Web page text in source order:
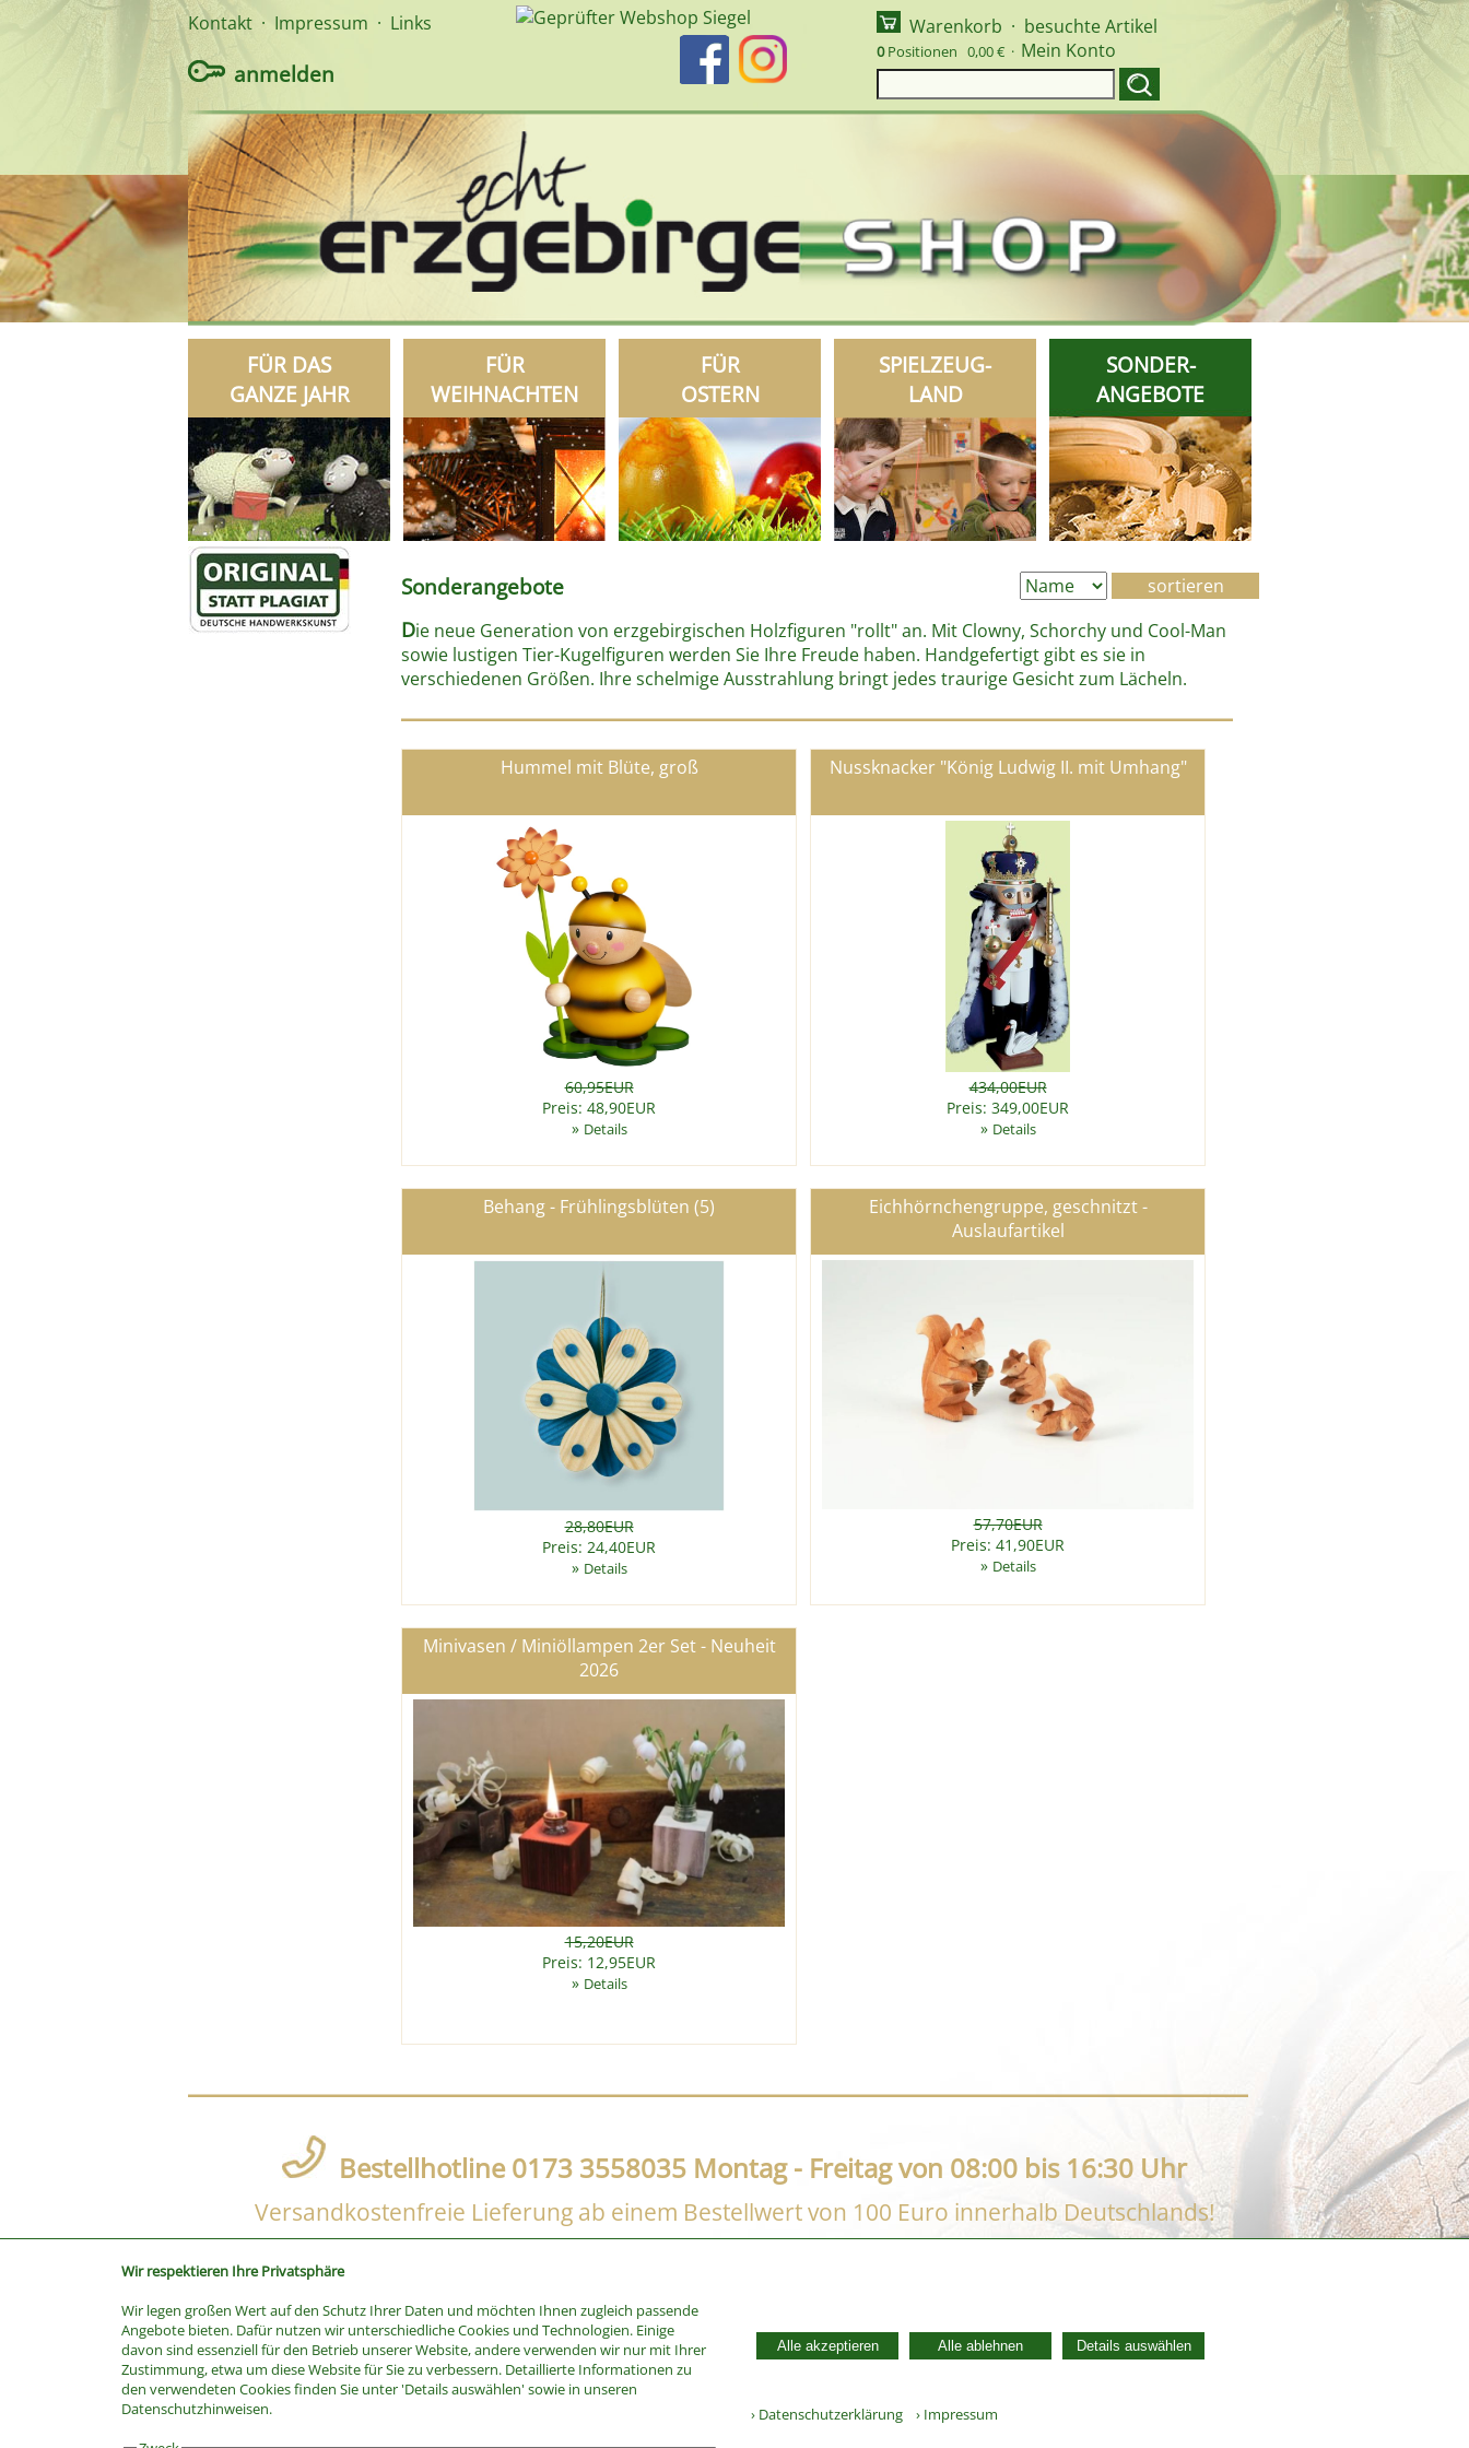
Wir respektieren Ihre Privatsphäre
Wir legen großen Wert auf den Schutz Ihrer Daten und möchten Ihnen zugleich passende
Angebote bieten. Dafür nutzen wir unterschiedliche Cookies und Technologien. Einige
davon sind essenziell für den Betrieb unserer Website, andere verwenden wir nur mit Ihrer
Zustimmung, etwa um diese Website für Sie zu verbessern. Detaillierte Informationen zu
den verwendeten Cookies finden Sie unter 'Details auswählen' sowie in unseren
Datenschutzhinweisen.
Alle akzeptieren Alle ablehnen Details auswählen
› Datenschutzerklärung › Impressum
Kontakt · Impressum · Links
anmelden
Warenkorb · besuchte Artikel
0Positionen 0,00 € · Mein Konto
FÜR DAS
GANZE JAHR
FÜR
WEIHNACHTEN
FÜR
OSTERN
SPIELZEUG-
LAND
SONDER-
ANGEBOTE
Sonderangebote
Die neue Generation von erzgebirgischen Holzfiguren "rollt" an. Mit Clowny, Schorchy und Cool-Man
sowie lustigen Tier-Kugelfiguren werden Sie Ihre Freude haben. Handgefertigt gibt es sie in
verschiedenen Größen. Ihre schelmige Ausstrahlung bringt jedes traurige Gesicht zum Lächeln.
Hummel mit Blüte, groß
60,95EUR
Preis: 48,90EUR
» Details
Nussknacker "König Ludwig II. mit Umhang"
434,00EUR
Preis: 349,00EUR
» Details
Behang - Frühlingsblüten (5)
28,80EUR
Preis: 24,40EUR
» Details
Eichhörnchengruppe, geschnitzt -
Auslaufartikel
57,70EUR
Preis: 41,90EUR
» Details
Minivasen / Miniöllampen 2er Set - Neuheit
2026
15,20EUR
Preis: 12,95EUR
» Details
Bestellhotline 0173 3558035 Montag - Freitag von 08:00 bis 16:30 Uhr
Versandkostenfreie Lieferung ab einem Bestellwert von 100 Euro innerhalb Deutschlands!
SUCHE
Stichwort
Kategorie
Hersteller
Preis bis
Widerrufsbelehrung
Vertrag widerrufen
Zahlung und Versand